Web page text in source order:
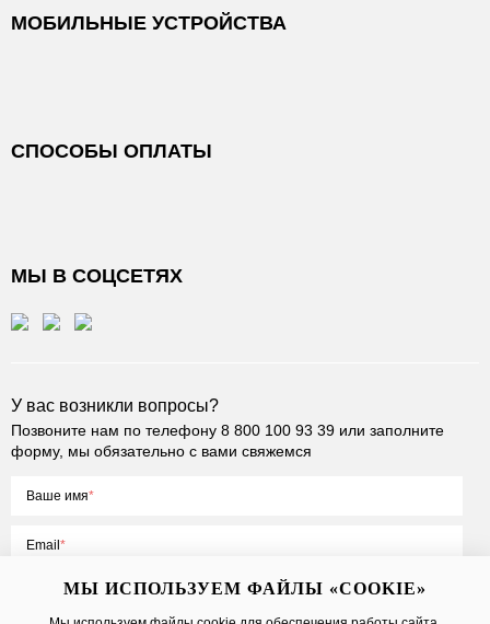
МОБИЛЬНЫЕ УСТРОЙСТВА
СПОСОБЫ ОПЛАТЫ
МЫ В СОЦСЕТЯХ
У вас возникли вопросы?
Позвоните нам по телефону 8 800 100 93 39 или заполните
форму, мы обязательно с вами свяжемся
Ваше имя
Email
МЫ ИСПОЛЬЗУЕМ ФАЙЛЫ «COOKIE»